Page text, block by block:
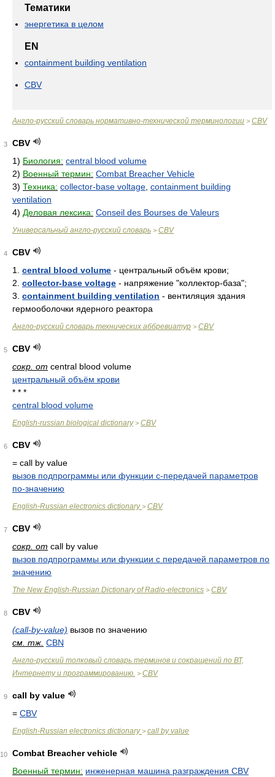
Тематики
энергетика в целом
EN
containment building ventilation
CBV
Англо-русский словарь нормативно-технической терминологии > CBV
3
CBV
1) Биология: central blood volume
2) Военный термин: Combat Breacher Vehicle
3) Техника: collector-base voltage containment building
ventilation
4) Деловая лексика: Conseil des Bourses de Valeurs
Универсальный англо-русский словарь > CBV
4
CBV
1. central blood volume - центральный объём крови;
2. collector-base voltage - напряжение "коллектор-база";
3. containment building ventilation - вентиляция здания
гермооболочки ядерного реактора
Англо-русский словарь технических аббревиатур > CBV
5
CBV
сокр. от central blood volume
центральный объём крови
* * *
central blood volume
English-russian biological dictionary> CBV
6
CBV
= call by value
вызов подпрограммы или функции с-передачей параметров
по-значению
English-Russian electronics dictionary> CBV
7
CBV
сокр. от call by value
вызов подпрограммы или функции с передачей параметров по
значению
The New English-Russian Dictionary of Radio-electronics > CBV
8
CBV
(call-by-value) вызов по значению
см. тж. CBN
Англо-русский толковый словарь терминов и сокращений по ВТ,
Интернету и программированию. > CBV
9
call by value
= CBV
English-Russian electronics dictionary> call by value
10
Combat Breacher vehicle
Военный термин: инженерная машина разграждения CBV